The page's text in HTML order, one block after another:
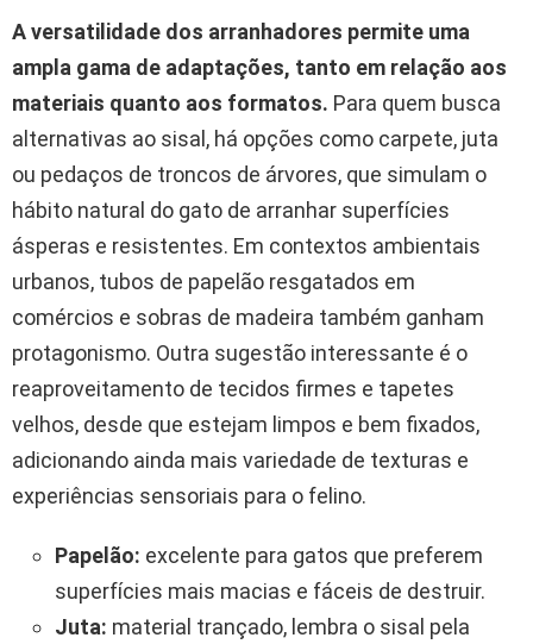
A versatilidade dos arranhadores permite uma
ampla gama de adaptações, tanto em relação aos
materiais quanto aos formatos. Para quem busca
alternativas ao sisal, há opções como carpete, juta
ou pedaços de troncos de árvores, que simulam o
hábito natural do gato de arranhar superfícies
ásperas e resistentes. Em contextos ambientais
urbanos, tubos de papelão resgatados em
comércios e sobras de madeira também ganham
protagonismo. Outra sugestão interessante é o
reaproveitamento de tecidos firmes e tapetes
velhos, desde que estejam limpos e bem fixados,
adicionando ainda mais variedade de texturas e
experiências sensoriais para o felino.
Papelão: excelente para gatos que preferem
superfícies mais macias e fáceis de destruir.
Juta: material trançado, lembra o sisal pela